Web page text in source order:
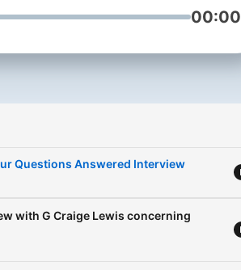
00:00
Questions Answered Interview
with G Craige Lewis concerning